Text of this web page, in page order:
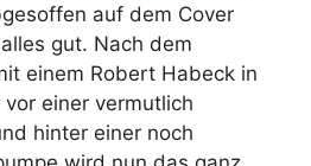
auf dem Cover
gut. Nach dem
einem Robert Habeck in
einer vermutlich
hinter einer noch